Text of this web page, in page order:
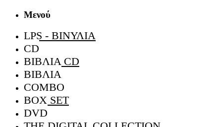
Μενού
LPS - ΒΙΝΎΛΙΑ
CD
ΒΙΒΛΊΑ CD
ΒΙΒΛΊΑ
COMBO
BOX SET
DVD